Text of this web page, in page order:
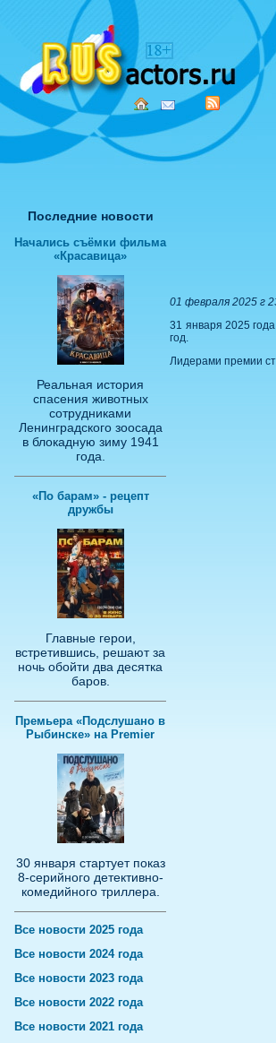
Последние новости
Начались съёмки фильма
«Красавица»
Реальная история
спасения животных
сотрудниками
Ленинградского зоосада
в блокадную зиму 1941
года.
«По барам» - рецепт
дружбы
Главные герои,
встретившись, решают за
ночь обойти два десятка
баров.
Премьера «Подслушано в
Рыбинске» на Premier
30 января стартует показ
8-серийного детективно-
комедийного триллера.
Все новости 2025 года
Все новости 2024 года
Все новости 2023 года
Все новости 2022 года
Все новости 2021 года
01 февраля 2025 г
31 января 2025
год.
Лидерами премии